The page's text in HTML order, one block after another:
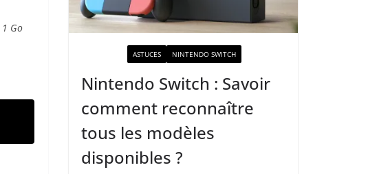
1 Go
ASTUCES NINTENDO SWITCH
Nintendo Switch : Savoir
comment reconnaître
tous les modèles
disponibles ?